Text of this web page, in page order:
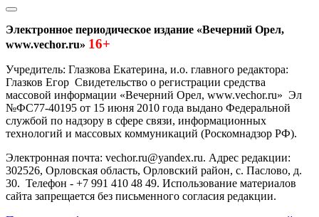
Электронное периодическое издание «Вечерний Орел,
www.vechor.ru» 16+
Учредитель: Глазкова Екатерина, и.о. главного редактора:
Глазков Егор Свидетельство о регистрации средства
массовой информации «Вечерний Орел, www.vechor.ru» Эл
№ФС77-40195 от 15 июня 2010 года выдано Федеральной
службой по надзору в сфере связи, информационных
технологий и массовых коммуникаций (Роскомнадзор РФ).
Электронная почта: vechor.ru@yandex.ru. Адрес редакции:
302526, Орловская область, Орловский район, с. Паслово, д.
30. Телефон - +7 991 410 48 49. Использование материалов
сайта запрещается без письменного согласия редакции.